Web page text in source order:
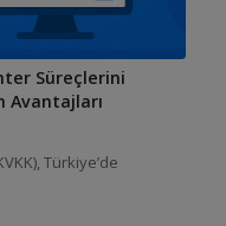
Süreçlerini
Avantajları
Türkiye’de